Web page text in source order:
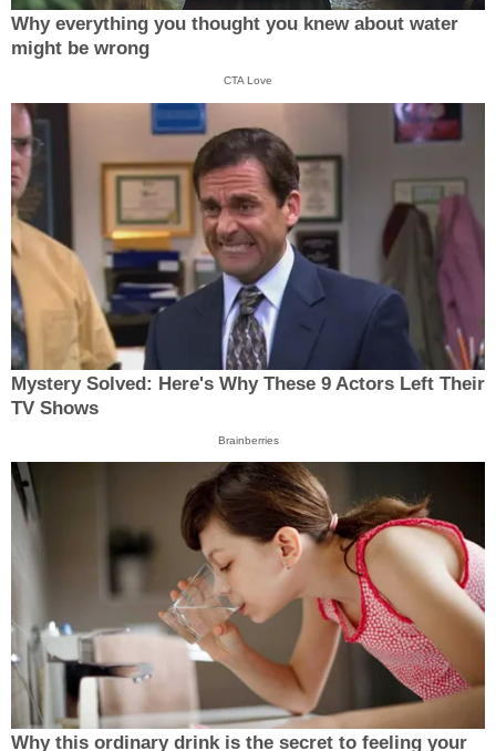
Why everything you thought you knew about water
might be wrong
CTA Love
Mystery Solved: Here's Why These 9 Actors Left Their
TV Shows
Brainberries
Why this ordinary drink is the secret to feeling your